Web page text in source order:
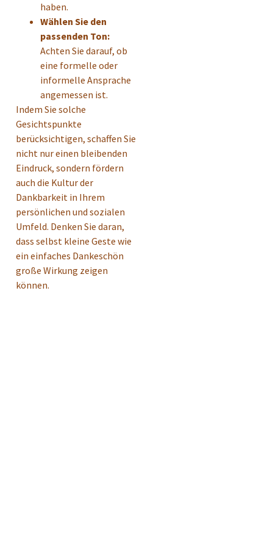
haben.
Wählen Sie den
passenden Ton:
Achten Sie darauf, ob
eine formelle oder
informelle Ansprache
angemessen ist.
Indem Sie solche
Gesichtspunkte
berücksichtigen, schaffen Sie
nicht nur einen bleibenden
Eindruck, sondern fördern
auch die Kultur der
Dankbarkeit in Ihrem
persönlichen und sozialen
Umfeld. Denken Sie daran,
dass selbst kleine Geste wie
ein einfaches Dankeschön
große Wirkung zeigen
können.